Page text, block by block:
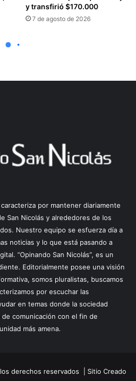
caracteriza por mantener diariamente
San Nicolás y alrededores de los
Nuestro equipo se esfuerza día a
noticias y lo que está pasando a
“Opinando San Nicolás”, es un
Editorialmente posee una visión
somos pluralistas, buscamos
por escuchar las
en temas donde la sociedad
comunicación con el fin de
más amena.
derechos reservados | Sitio Creado